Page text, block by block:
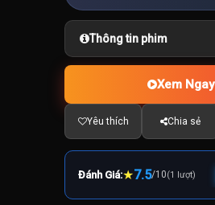
Thông tin phim
Xem Ngay
Yêu thích Chia sẻ
Đánh Giá:★7.5/10(1 lượt)